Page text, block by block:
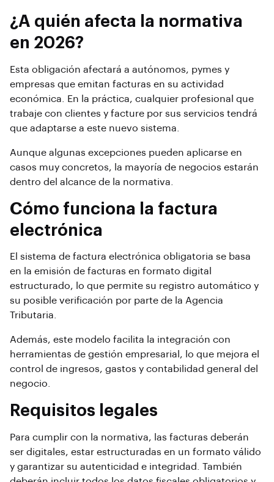
¿A quién afecta la normativa
en 2026?
Esta obligación afectará a autónomos, pymes y
empresas que emitan facturas en su actividad
económica. En la práctica, cualquier profesional que
trabaje con clientes y facture por sus servicios tendrá
que adaptarse a este nuevo sistema.
Aunque algunas excepciones pueden aplicarse en
casos muy concretos, la mayoría de negocios estarán
dentro del alcance de la normativa.
Cómo funciona la factura
electrónica
El sistema de factura electrónica obligatoria se basa
en la emisión de facturas en formato digital
estructurado, lo que permite su registro automático y
su posible verificación por parte de la Agencia
Tributaria.
Además, este modelo facilita la integración con
herramientas de gestión empresarial, lo que mejora el
control de ingresos, gastos y contabilidad general del
negocio.
Requisitos legales
Para cumplir con la normativa, las facturas deberán
ser digitales, estar estructuradas en un formato válido
y garantizar su autenticidad e integridad. También